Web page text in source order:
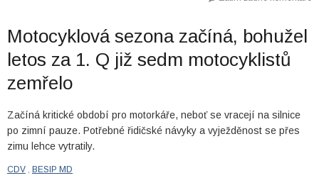
Motocyklová sezona začíná, bohužel
letos za 1. Q již sedm motocyklistů
zemřelo
Začíná kritické období pro motorkáře, neboť se vracejí na silnice
po zimní pauze. Potřebné řidičské návyky a vyježděnost se přes
zimu lehce vytratily.
CDV , BESIP MD